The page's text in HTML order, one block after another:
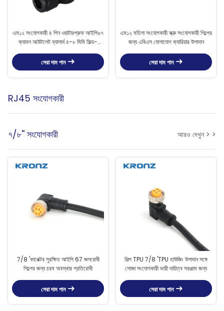
এম১২ সংযোগকারী ৪ পিন ওয়াটারপ্রুফ আইপি৬৭
ক্যাবল আউটলেট ব্যাসার্ধ ৪-৮ মিমি ফিল্ড-
সেরা দাম পান
এম১২ মহিলা সংযোগকারী স্ক্রু সংযোগকারী শিল্পের
জন্য এবিএস যোগাযোগ ক্যারিয়ার উপাদান
সেরা দাম পান
RJ45 সংযোগকারী
৭/৮'' সংযোগকারী আরও দেখুন > >
7/8 'কানেক্টর সুরক্ষিত আইপি 67 জলরোধী
শিল্পের জন্য চরম অবস্থার প্রতিরোধী
সেরা দাম পান
শিল্প TPU 7/8 'TPU হাউজিং উপাদান সঙ্গে
সোজা সংযোগকারী ভারী দায়িত্ব সরঞ্জাম জন্য
সেরা দাম পান